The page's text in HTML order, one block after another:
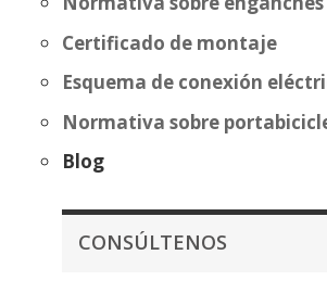
Certificado de montaje
Esquema de conexión
Normativa sobre
Blog
CONSÚLTENOS